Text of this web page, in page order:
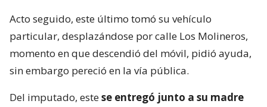
Acto seguido, este último tomó su vehículo
particular, desplazándose por calle Los Molineros,
momento en que descendió del móvil, pidió ayuda,
sin embargo pereció en la vía pública.
Del imputado, estese entregó junto a su madre